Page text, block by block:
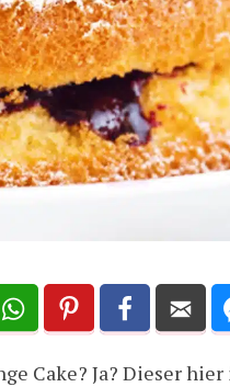
Cake? Ja? Dieser